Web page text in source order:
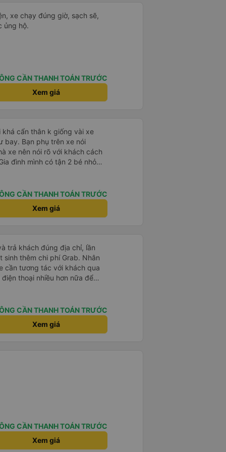
xe chạy đúng giờ, sạch sẽ,
ủng hộ.
CẦN THANH TOÁN TRƯỚC
Xem giá
khá cẩn thân k giống vài xe
bay. Bạn phụ trên xe nói
xe nên nói rõ với khách cách
đình mình có tận 2 bé nhỏ
bị xoay vòng vòng đi bộ đến
é 🥲 còn lại 10 đỉm
CẦN THANH TOÁN TRƯỚC
Xem giá
trả khách đúng địa chỉ, lần
thêm chi phí Grab. Nhân
cần tương tác với khách qua
thoại nhiều hơn nữa để
CẦN THANH TOÁN TRƯỚC
Xem giá
CẦN THANH TOÁN TRƯỚC
Xem giá